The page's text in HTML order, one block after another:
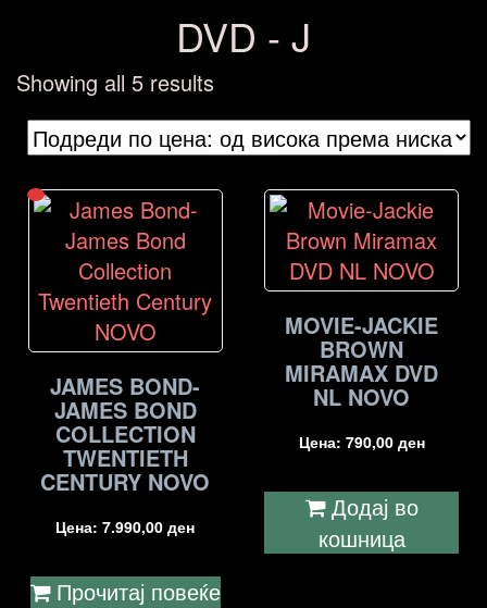
DVD - J
Showing all 5 resultsSorted
by
price:
to
JAMES BOND-
JAMES BOND
COLLECTION
TWENTIETH
CENTURY NOVO
Цена:7.990,00ден
Прочитај повеќе
MOVIE-JACKIE
BROWN
MIRAMAX DVD
NL NOVO
Цена: 790,00 ден
Додај во
кошница